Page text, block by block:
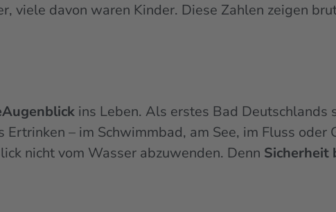
viele davon waren Kinder. Diese Zahlen zeigen
ins Leben. Als erstes Bad Deutschlands
– im Schwimmbad, am See, im Fluss oder
nicht vom Wasser abzuwenden. Denn Sicherheit